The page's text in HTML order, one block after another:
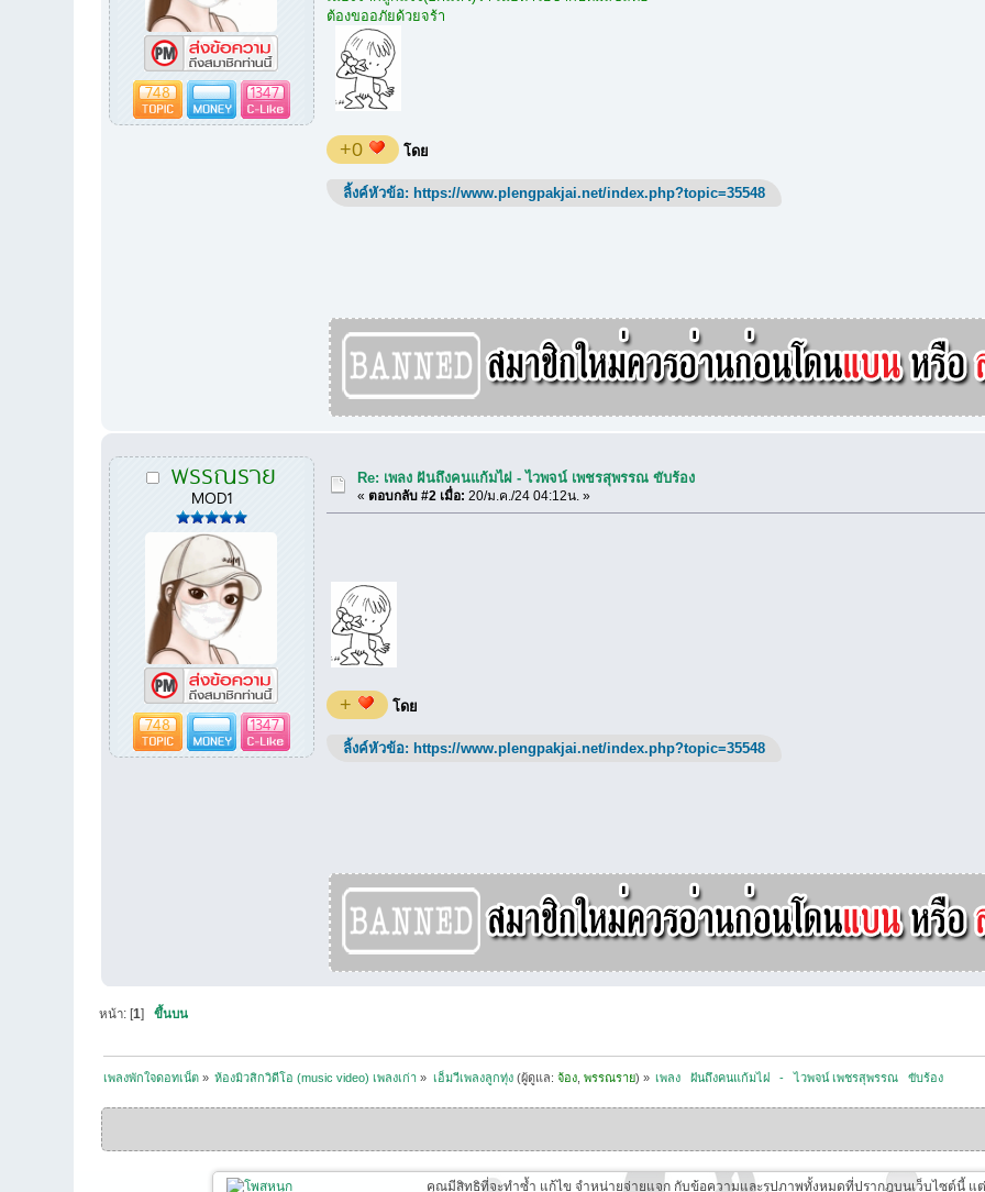
748 1347
ต้องขออภัยด้วยจร้า
+0 โดย
ลิ้งค์หัวข้อ: https://www.plengpakjai.net/index.php?topic=35548
พรรณราย
MOD1
748 1347
Re: เพลง ฝันถึงคนแก้มไฝ - ไวพจน์ เพชรสุพรรณ ขับร้อง
«ตอบกลับ #2 เมื่อ: 20/ม.ค./24 04:12น. »
+ โดย
ลิ้งค์หัวข้อ: https://www.plengpakjai.net/index.php?topic=35548
หน้า: [1] ขึ้นบน
เพลงพักใจดอทเน็ต» ห้องมิวสิกวิดีโอ (music video) เพลงเก่า » เอ็มวีเพลงลูกทุ่ง(ผู้ดูแล: จ้อง, พรรณราย) » เพลง   ฝันถึงคนแก้มไฝ   -   ไวพจน์ เพชรสุพรรณ   ขับร้อง
คุณมีสิทธิที่จะทำซ้ำ แก้ไข จำหน่ายจ่ายแจก กับข้อความและรูปภาพทั้งหมดที่ปรากฎบนเว็บไซต์นี้ แ